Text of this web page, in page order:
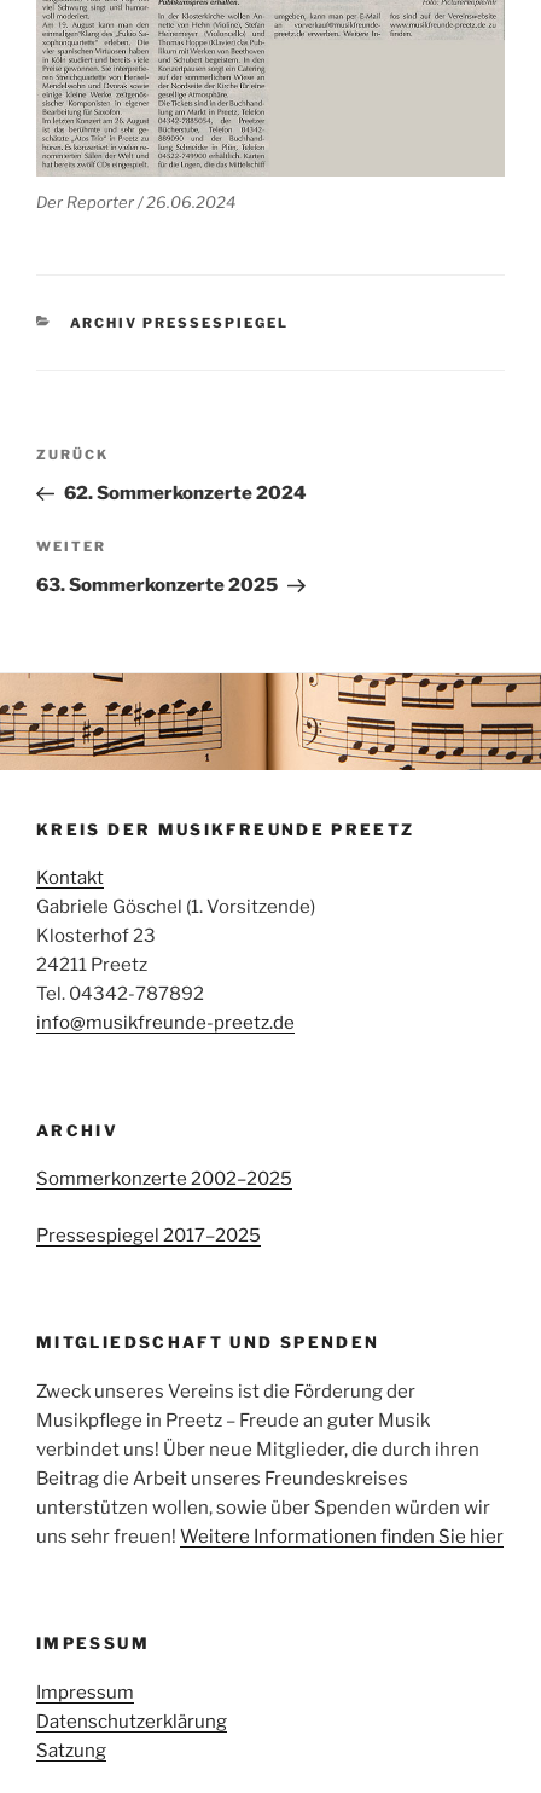
Der Reporter / 26.06.2024
KATEGORIEN
ARCHIV PRESSESPIEGEL
Beitragsnavigation
Vorheriger
Beitrag
ZURÜCK
62. Sommerkonzerte 2024
Nächster
Beitrag
WEITER
63. Sommerkonzerte 2025
KREIS DER MUSIKFREUNDE PREETZ
Kontakt
Gabriele Göschel (1. Vorsitzende)
Klosterhof 23
24211 Preetz
Tel. 04342-787892
info@musikfreunde-preetz.de
ARCHIV
Sommerkonzerte 2002–2025
Pressespiegel 2017–2025
MITGLIEDSCHAFT UND SPENDEN
Zweck unseres Vereins ist die Förderung der
Musikpflege in Preetz – Freude an guter Musik
verbindet uns! Über neue Mitglieder, die durch ihren
Beitrag die Arbeit unseres Freundeskreises
unterstützen wollen, sowie über Spenden würden wir
uns sehr freuen! Weitere Informationen finden Sie hier
IMPESSUM
Impressum
Datenschutzerklärung
Satzung